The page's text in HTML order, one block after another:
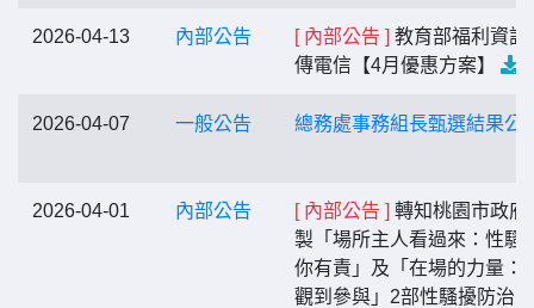
2026-04-13 內部公告 [ 內部公告 ] 教育部福利資訊
傳電信【4月優惠方案】
2026-04-07 一般公告 總務處事務組長甄選結果公
2026-04-01 內部公告 [ 內部公告 ] 轉知桃園市政府
製「場所主人看過來：性騷
你有責」及「在場的力量：
觀到參與」2部性騷擾防治